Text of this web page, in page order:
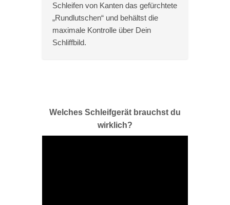
Schleifen von Kanten das gefürchtete
„Rundlutschen“ und behältst die
maximale Kontrolle über Dein
Schliffbild.
Welches Schleifgerät brauchst du
wirklich?